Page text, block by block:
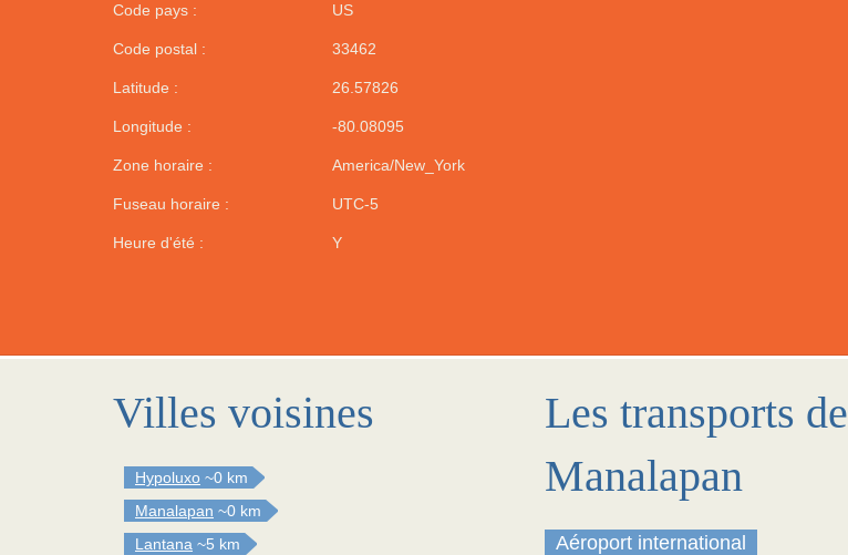
Code pays : US
Code postal : 33462
Latitude : 26.57826
Longitude : -80.08095
Zone horaire : America/New_York
Fuseau horaire : UTC-5
Heure d'été : Y
Villes voisines
Hypoluxo ~0 km
Manalapan ~0 km
Lantana ~5 km
Les transports de
Manalapan
Aéroport international